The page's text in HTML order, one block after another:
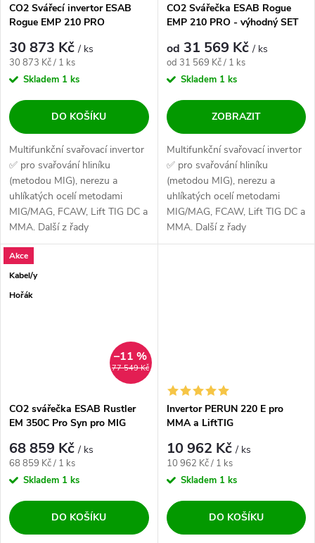
CO2 Svářecí invertor ESAB
Rogue EMP 210 PRO
30 873 Kč/ ks
Měrná cena:
30 873 Kč / 1 ks
Skladem 1 ks
DO KOŠÍKU
Multifunkční svařovací invertor
✅ pro svařování hliníku
(metodou MIG), nerezu a
uhlíkatých ocelí metodami
MIG/MAG, FCAW, Lift TIG DC a
MMA. Další z řady
profesionálních strojů...
CO2 Svářečka ESAB Rogue
EMP 210 PRO - výhodný SET
od 31 569 Kč/ ks
Měrná cena:
od 31 569 Kč / 1 ks
Skladem 1 ks
ZOBRAZIT
Multifunkční svařovací invertor
✅ pro svařování hliníku
(metodou MIG), nerezu a
uhlíkatých ocelí metodami
MIG/MAG, FCAW, Lift TIG DC a
MMA. Další z řady
profesionálních strojů...
Akce
Kabel/y
Hořák
77 549 Kč
–11 %
CO2 svářečka ESAB Rustler
EM 350C Pro Syn pro MIG
68 859 Kč/ ks
Měrná cena:
68 859 Kč / 1 ks
Skladem 1 ks
DO KOŠÍKU
Invertor PERUN 220 E pro
MMA a LiftTIG
10 962 Kč/ ks
Měrná cena:
10 962 Kč / 1 ks
Skladem 1 ks
DO KOŠÍKU